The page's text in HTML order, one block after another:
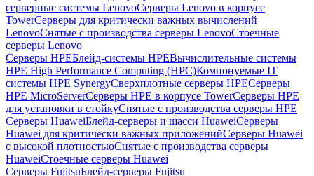
серверные системы LenovoСерверы Lenovo в корпусе
TowerСерверы для критически важных вычислений
LenovoСнятые с производства серверы LenovoСтоечные
серверы Lenovo
Серверы HPEБлейд-системы HPEВычислительные системы
HPE High Performance Computing (HPC)Компонуемые IT
системы HPE SynergyСверхплотные серверы HPEСерверы
HPE MicroServerСерверы HPE в корпусе TowerСерверы HPE
для установки в стойкуСнятые с производства серверы HPE
Серверы HuaweiБлейд-серверы и шасси HuaweiСерверы
Huawei для критически важных приложенийСерверы Huawei
с высокой плотностьюСнятые с производства серверы
HuaweiСтоечные серверы Huawei
Серверы FujitsuБлейд-серверы Fujitsu